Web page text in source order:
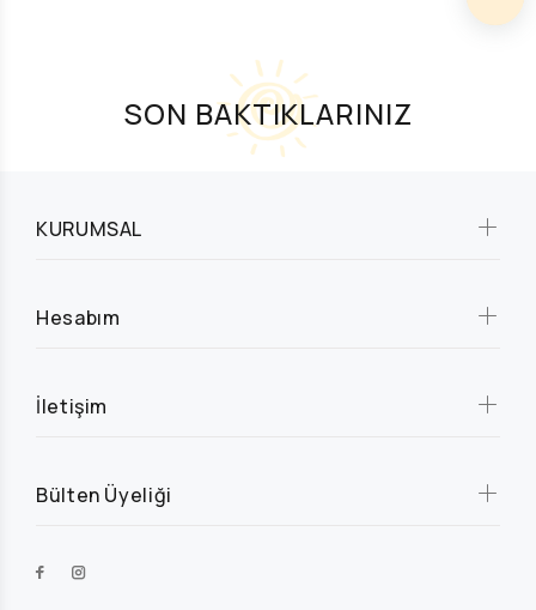
SON BAKTIKLARINIZ
KURUMSAL
Hesabım
İletişim
Bülten Üyeliği